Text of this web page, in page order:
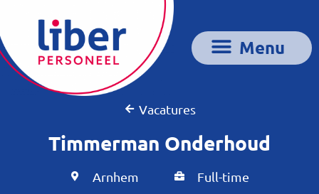
Vacatures
Timmerman Onderhoud
Arnhem Full-time